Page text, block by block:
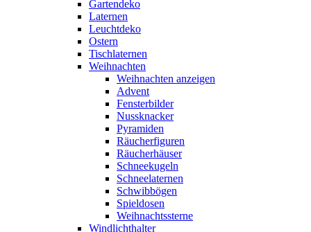
Gartendeko
Laternen
Leuchtdeko
Ostern
Tischlaternen
Weihnachten
Weihnachten anzeigen
Advent
Fensterbilder
Nussknacker
Pyramiden
Räucherfiguren
Räucherhäuser
Schneekugeln
Schneelaternen
Schwibbögen
Spieldosen
Weihnachtssterne
Windlichthalter